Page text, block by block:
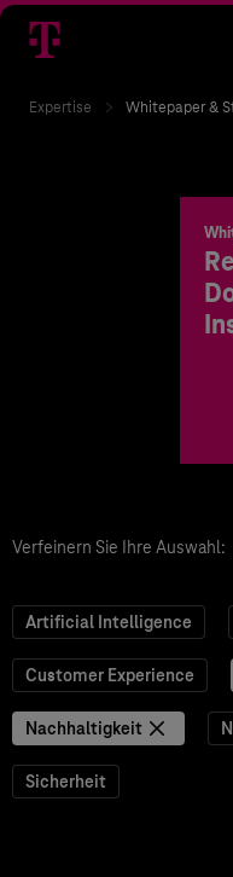
Expertise Whitepaper &
Verfeinern Sie Ihre Auswahl:
Artificial Intelligence
Customer Experience
Nachhaltigkeit
Sicherheit